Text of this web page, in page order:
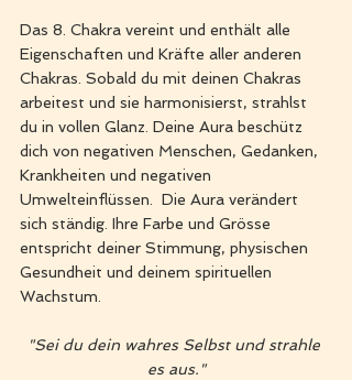
Das 8. Chakra vereint und enthält alle
Eigenschaften und Kräfte aller anderen
Chakras. Sobald du mit deinen Chakras
arbeitest und sie harmonisierst, strahlst
du in vollen Glanz. Deine Aura beschütz
dich von negativen Menschen, Gedanken,
Krankheiten und negativen
Umwelteinflüssen.  Die Aura verändert
sich ständig. Ihre Farbe und Grösse
entspricht deiner Stimmung, physischen
Gesundheit und deinem spirituellen
Wachstum.
"Sei du dein wahres Selbst und strahle
es aus."